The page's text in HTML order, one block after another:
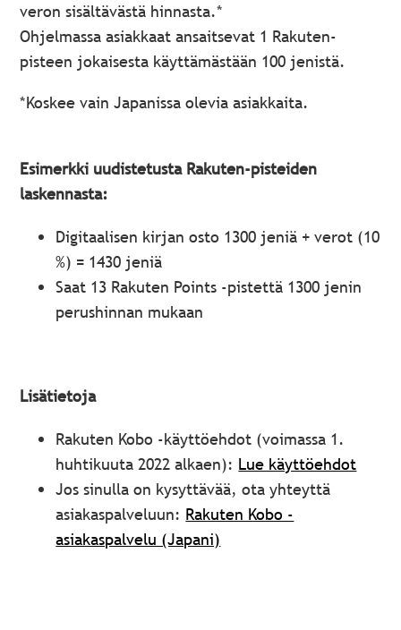
veron sisältävästä hinnasta.*
Ohjelmassa asiakkaat ansaitsevat 1 Rakuten-
pisteen jokaisesta käyttämästään 100 jenistä.
*Koskee vain Japanissa olevia asiakkaita.
Esimerkki uudistetusta Rakuten-pisteiden
laskennasta:
Digitaalisen kirjan osto 1300 jeniä + verot (10
%) = 1430 jeniä
Saat 13 Rakuten Points -pistettä 1300 jenin
perushinnan mukaan
Lisätietoja
Rakuten Kobo -käyttöehdot (voimassa 1.
huhtikuuta 2022 alkaen): Lue käyttöehdot
Jos sinulla on kysyttävää, ota yhteyttä
asiakaspalveluun: Rakuten Kobo -
asiakaspalvelu (Japani)